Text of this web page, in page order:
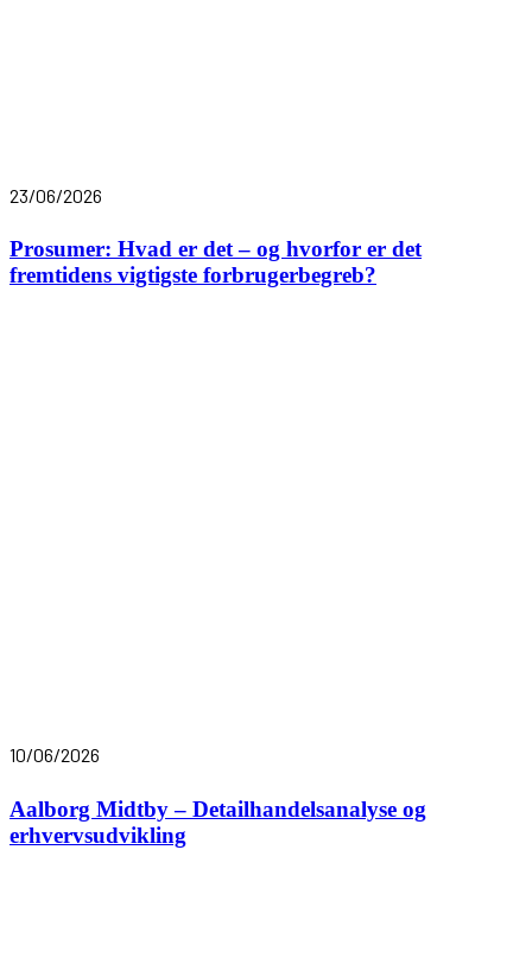
23/06/2026
Prosumer: Hvad er det – og hvorfor er det
fremtidens vigtigste forbrugerbegreb?
10/06/2026
Aalborg Midtby – Detailhandelsanalyse og
erhvervsudvikling